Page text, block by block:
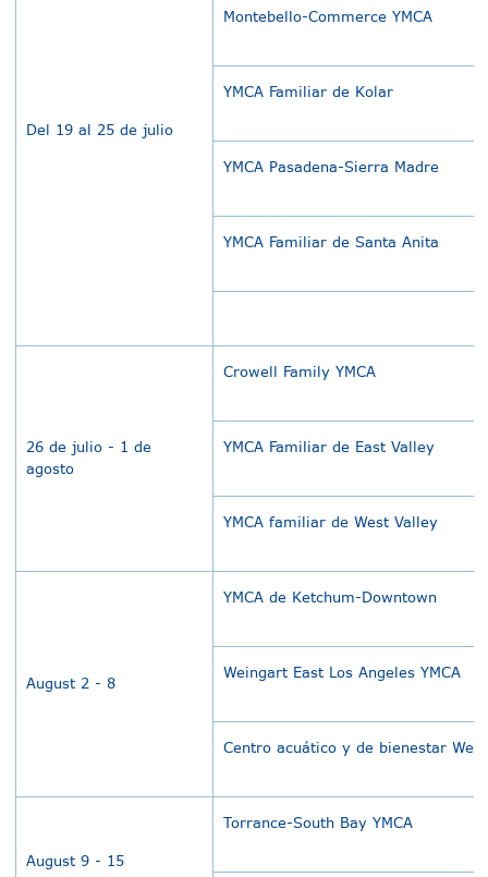
Del 19 al 25 de julio
Montebello-Commerce YMCA
YMCA Familiar de Kolar
YMCA Pasadena-Sierra Madre
YMCA Familiar de Santa Anita
26 de julio - 1 de
agosto
Crowell Family YMCA
YMCA Familiar de East Valley
YMCA familiar de West Valley
August 2 - 8
YMCA de Ketchum-Downtown
Weingart East Los Angeles YMCA
Centro acuático y de bienestar
August 9 - 15
Torrance-South Bay YMCA